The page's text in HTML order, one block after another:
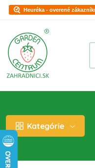
Heuréka - overené
Kategórie